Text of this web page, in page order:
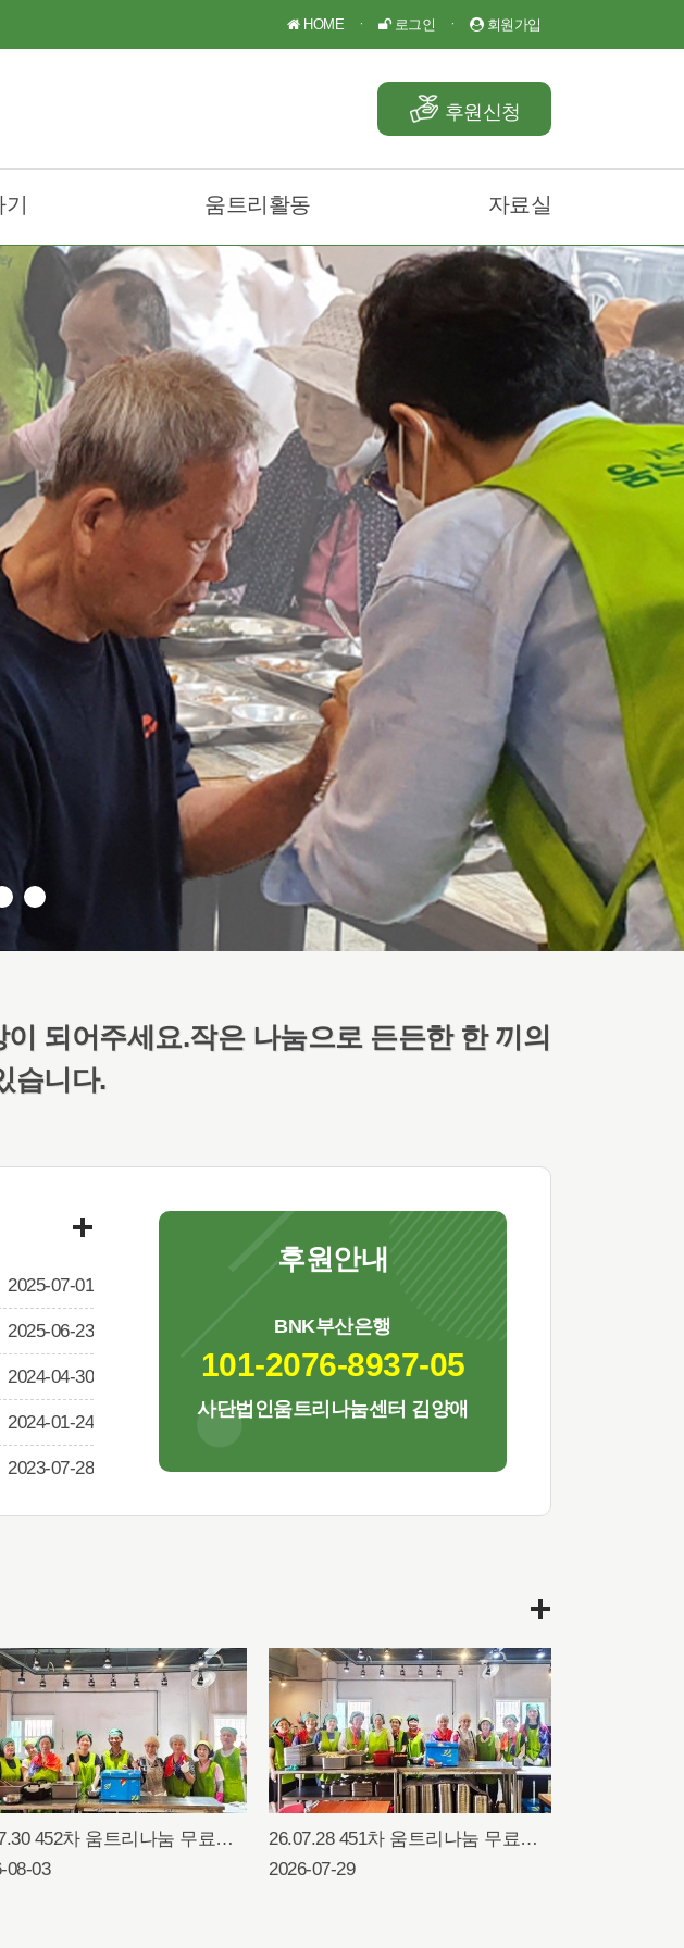
HOME ㆍ 로그인 ㆍ 회원가입
후원신청
및참여
움트리활동
움트리나눔소식
후원소식
자료실
공지사항
언론보도
되어주세요.작은 나눔으로 든든한 한 끼의
습니다.
2025-07-01
2025-06-23
2024-04-30
2024-01-24
2023-07-28
후원안내
BNK부산은행
101-2076-8937-05
사단법인움트리나눔센터 김양애
26.07.30 452차 움트리나눔 무료급식행사
08-03
26.07.28 451차 움트리나눔 무료급식행사
2026-07-29